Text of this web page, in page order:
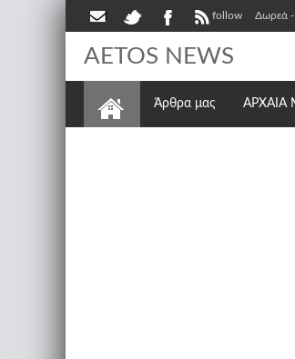
follow Δωρεά -
AETOS NEWS
Άρθρα μας ΑΡΧΑΙΑ